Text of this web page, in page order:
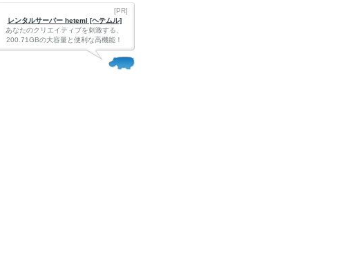
[PR]
レンタルサーバー heteml [ヘテムル]
あなたのクリエイティブを刺激する、
200.71GBの大容量と便利な高機能！